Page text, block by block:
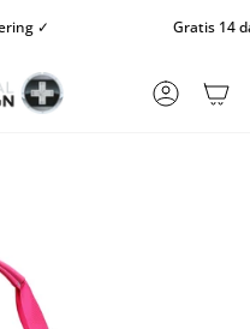
✓ Gratis 14